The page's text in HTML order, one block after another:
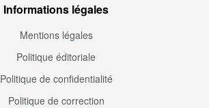
Informations légales
Mentions légales
Politique éditoriale
Politique de confidentialité
Politique de correction